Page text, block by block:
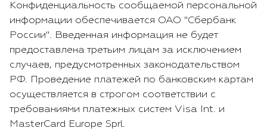
Конфиденциальность сообщаемой персональной
информации обеспечивается ОАО "Сбербанк
России". Введенная информация не будет
предоставлена третьим лицам за исключением
случаев, предусмотренных законодательством
РФ. Проведение платежей по банковским картам
осуществляется в строгом соответствии с
требованиями платежных систем Visa Int. и
MasterCard Europe Sprl.